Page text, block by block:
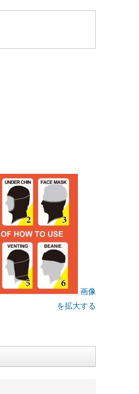
画像
を拡大する